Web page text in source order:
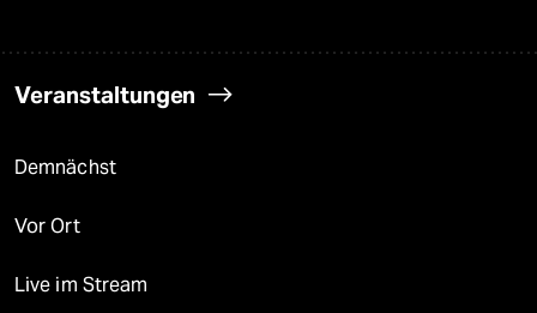
Veranstaltungen
Demnächst
Vor Ort
Live im Stream